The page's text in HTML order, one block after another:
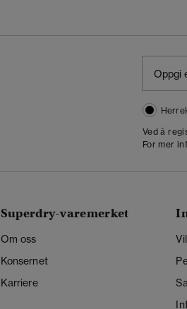
Ved å
For mer
Superdry-varemerket
Om oss
Konsernet
Karriere